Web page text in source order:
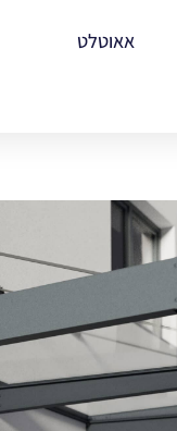
אאוטלט